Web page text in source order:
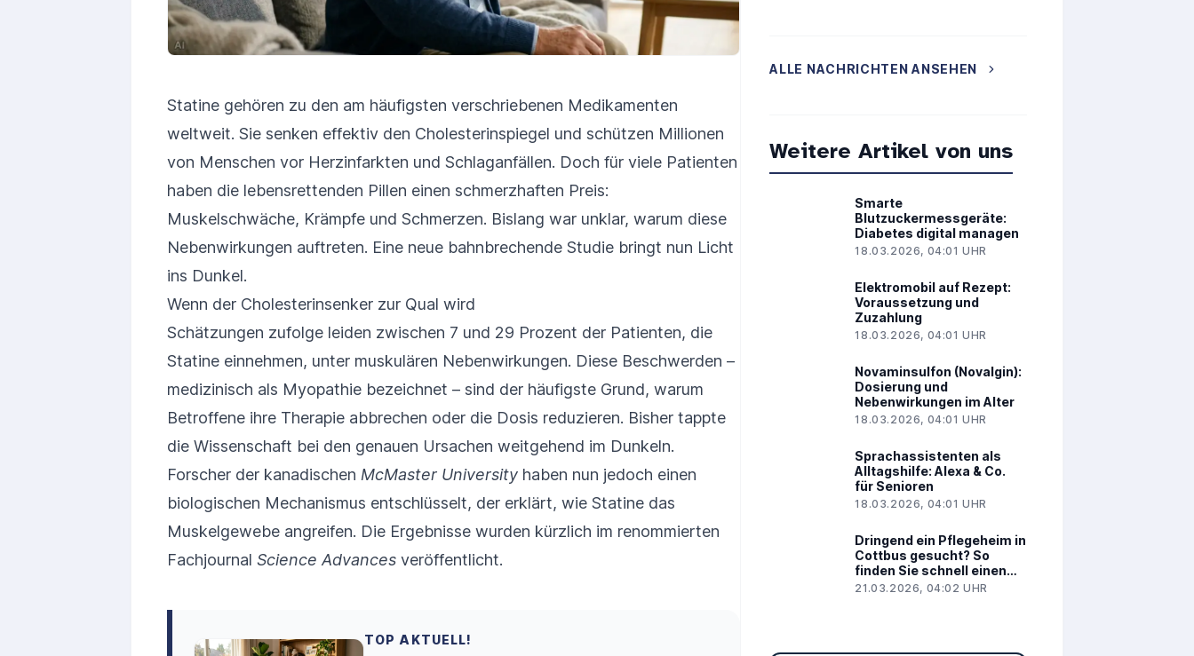
Statine gehören zu den am häufigsten verschriebenen Medikamenten
weltweit. Sie senken effektiv den Cholesterinspiegel und schützen Millionen
von Menschen vor Herzinfarkten und Schlaganfällen. Doch für viele Patienten
haben die lebensrettenden Pillen einen schmerzhaften Preis:
Muskelschwäche, Krämpfe und Schmerzen. Bislang war unklar, warum diese
Nebenwirkungen auftreten. Eine neue bahnbrechende Studie bringt nun Licht
ins Dunkel.
Wenn der Cholesterinsenker zur Qual wird
Schätzungen zufolge leiden zwischen 7 und 29 Prozent der Patienten, die
Statine einnehmen, unter muskulären Nebenwirkungen. Diese Beschwerden –
medizinisch als Myopathie bezeichnet – sind der häufigste Grund, warum
Betroffene ihre Therapie abbrechen oder die Dosis reduzieren. Bisher tappte
die Wissenschaft bei den genauen Ursachen weitgehend im Dunkeln.
Forscher der kanadischen McMaster University haben nun jedoch einen
biologischen Mechanismus entschlüsselt, der erklärt, wie Statine das
Muskelgewebe angreifen. Die Ergebnisse wurden kürzlich im renommierten
Fachjournal Science Advances veröffentlicht.
TOP AKTUELL!
ALLE NACHRICHTEN ANSEHEN
Weitere Artikel von uns
Smarte
Blutzuckermessgeräte:
Diabetes digital managen
18.03.2026, 04:01 UHR
Elektromobil auf Rezept:
Voraussetzung und
Zuzahlung
18.03.2026, 04:01 UHR
Novaminsulfon (Novalgin):
Dosierung und
Nebenwirkungen im Alter
18.03.2026, 04:01 UHR
Sprachassistenten als
Alltagshilfe: Alexa & Co.
für Senioren
18.03.2026, 04:01 UHR
Dringend ein Pflegeheim in
Cottbus gesucht? So
finden Sie schnell einen
Kurzzeit- oder
21.03.2026, 04:02 UHR